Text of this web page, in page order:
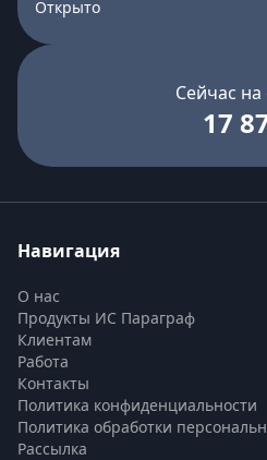
Открыто
Сейчас на
17
Навигация
О нас
Продукты ИС Параграф
Клиентам
Работа
Контакты
Политика конфиденциальности
Политика обработки
Рассылка